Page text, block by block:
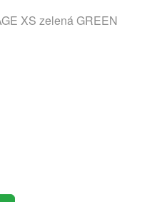
XS zelená GREEN